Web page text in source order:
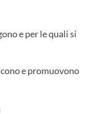
e per le quali si
e promuovono